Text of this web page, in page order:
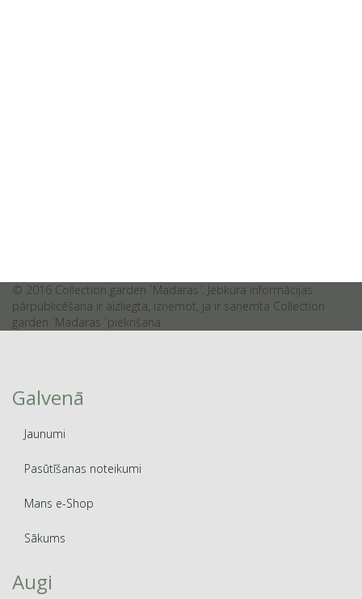
© 2016 Collection garden `Madaras`. Jebkura informācijas
pārpublicēšana ir aizliegta, izņemot, ja ir saņemta Collection
garden `Madaras `piekrišana.
Galvenā
Jaunumi
Pasūtīšanas noteikumi
Mans e-Shop
Sākums
Augi